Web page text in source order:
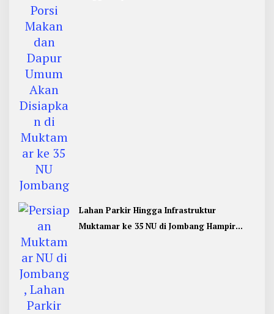
Lahan Parkir Hingga Infrastruktur
Muktamar ke 35 NU di Jombang Hampir